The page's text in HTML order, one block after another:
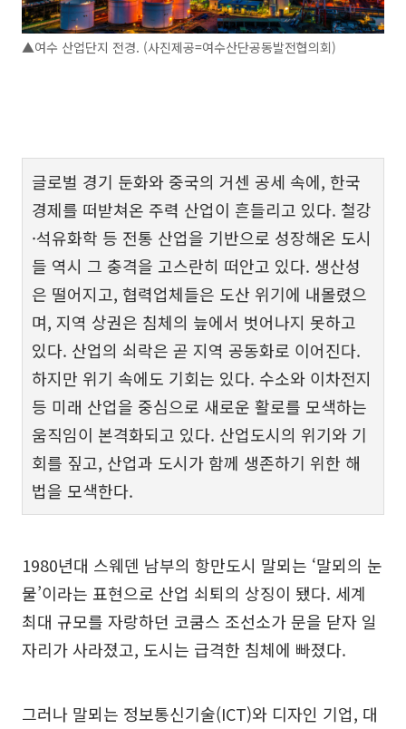
▲여수 산업단지 전경. (사진제공=여수산단공동발전협의회)
글로벌 경기 둔화와 중국의 거센 공세 속에, 한국
경제를 떠받쳐온 주력 산업이 흔들리고 있다. 철강
·석유화학 등 전통 산업을 기반으로 성장해온 도시
들 역시 그 충격을 고스란히 떠안고 있다. 생산성
은 떨어지고, 협력업체들은 도산 위기에 내몰렸으
며, 지역 상권은 침체의 늪에서 벗어나지 못하고
있다. 산업의 쇠락은 곧 지역 공동화로 이어진다.
하지만 위기 속에도 기회는 있다. 수소와 이차전지
등 미래 산업을 중심으로 새로운 활로를 모색하는
움직임이 본격화되고 있다. 산업도시의 위기와 기
회를 짚고, 산업과 도시가 함께 생존하기 위한 해
법을 모색한다.
1980년대 스웨덴 남부의 항만도시 말뫼는 ‘말뫼의 눈
물’이라는 표현으로 산업 쇠퇴의 상징이 됐다. 세계
최대 규모를 자랑하던 코쿰스 조선소가 문을 닫자 일
자리가 사라졌고, 도시는 급격한 침체에 빠졌다.
그러나 말뫼는 정보통신기술(ICT)와 디자인 기업, 대